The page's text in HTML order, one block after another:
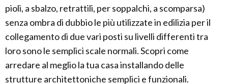
pioli, a sbalzo, retrattili, per soppalchi, a scomparsa)
senza ombra di dubbio le più utilizzate in edilizia per il
collegamento di due vari posti su livelli differenti tra
loro sono le semplici scale normali. Scopri come
arredare al meglio la tua casa installando delle
strutture architettoniche semplici e funzionali.